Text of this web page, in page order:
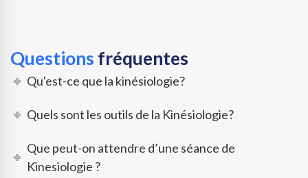
Questions fréquentes
Qu'est-ce que la kinésiologie?
Quels sont les outils de la Kinésiologie?
Que peut-on attendre d’une séance de
Kinesiologie ?